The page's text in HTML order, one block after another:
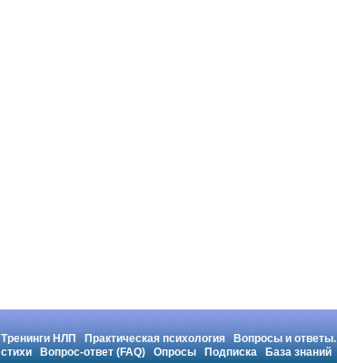
Тренинги НЛП Практическая психология Вопросы и ответы.
стихи
Вопрос-ответ (FAQ) Опросы Подписка База знаний